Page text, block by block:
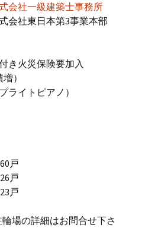
会社一級建築士事務所
東日本第3事業本部
災保険要加入
）
トピアノ）
戸
戸
戸
場の詳細はお問合せ下さ